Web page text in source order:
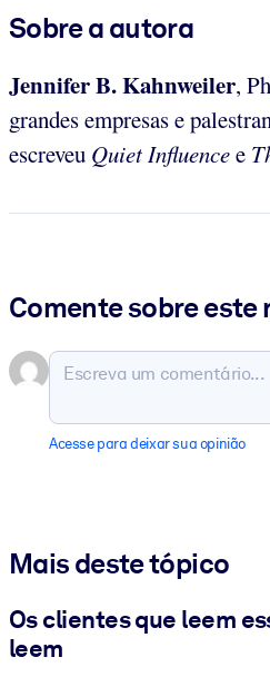
Sobre a autora
Jennifer B. Kahnweiler,
grandes empresas e
escreveu Quiet Influencee
Comente sobre este
Acesse para deixar sua opinião
Mais deste tópico
Os clientes que leem
leem